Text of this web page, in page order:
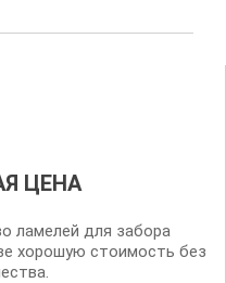
ЦЕНА
ламелей для забора
хорошую стоимость без